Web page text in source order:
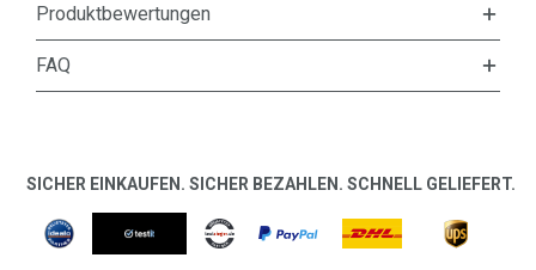
Produktbewertungen
FAQ
SICHER EINKAUFEN. SICHER BEZAHLEN. SCHNELL GELIEFERT.